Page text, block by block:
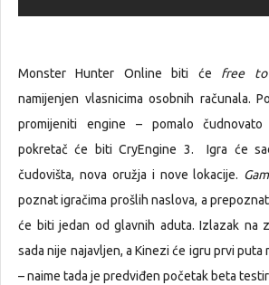
Monster Hunter Online biti će free to
namijenjen vlasnicima osobnih računala.
promijeniti engine – pomalo
pokretač će biti CryEngine 3. Igra će
čudovišta, nova oružja i nove lokacije.
poznat igračima prošlih naslova, a
će biti jedan od glavnih aduta. Izlazak na
sada nije najavljen, a Kinezi će igru prvi puta
– naime tada je predviđen početak beta